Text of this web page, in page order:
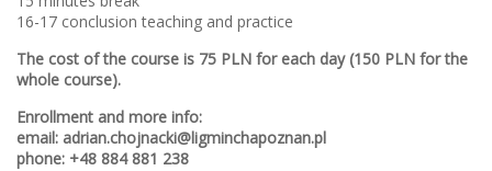
16-17 conclusion teaching and practice
The cost of the course is 75 PLN for each day (150 PLN for the
whole course).
Enrollment and more info:
email: adrian.chojnacki@ligminchapoznan.pl
phone: +48 884 881 238